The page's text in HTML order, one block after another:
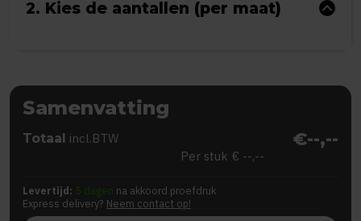
2. Kies de aantallen (per maat)
Samenvatting
Totaal incl.BTW €--,--
Per stuk € --,--
Levertijd: 5 dagen na akkoord proefdruk
Express delivery? Neem contact op!